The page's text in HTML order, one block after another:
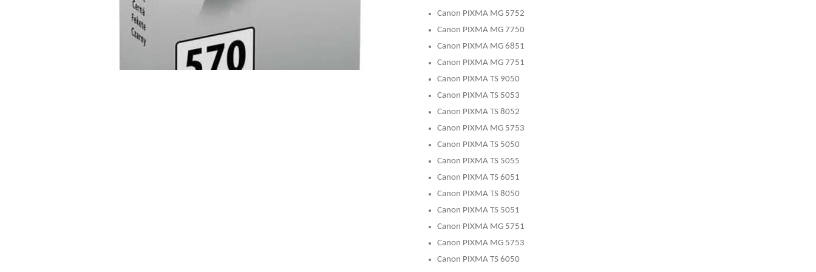
Canon PIXMA MG 5752
Canon PIXMA MG 7750
Canon PIXMA MG 6851
Canon PIXMA MG 7751
Canon PIXMA TS 9050
Canon PIXMA TS 5053
Canon PIXMA TS 8052
Canon PIXMA MG 5753
Canon PIXMA TS 5050
Canon PIXMA TS 5055
Canon PIXMA TS 6051
Canon PIXMA TS 8050
Canon PIXMA TS 5051
Canon PIXMA MG 5751
Canon PIXMA MG 5753
Canon PIXMA TS 6050